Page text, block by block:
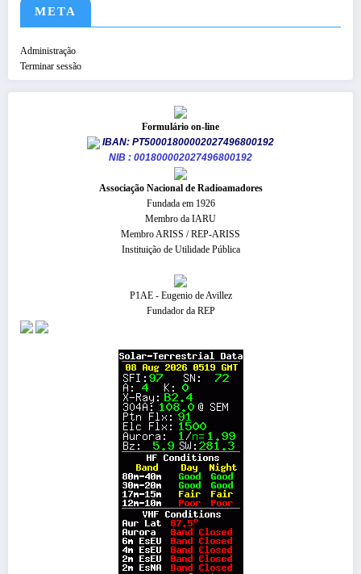
META
Administração
Terminar sessão
Formulário on-line
IBAN: PT50001800002027496800192
NIB : 001800002027496800192
​Associação Nacional de Radioamadores
Fundada em 1926
Membro da IARU
Membro ARISS / REP-ARISS
Instituição de Utilidade Pública
P1AE - Eugenio de Avillez
Fundador da REP